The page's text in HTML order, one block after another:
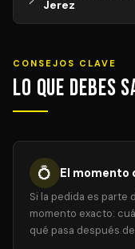
Jerez
CONSEJOS CLAVE
Lo que debes
💍 El momento
Si la pedida es parte
momento exacto:
qué pasa después